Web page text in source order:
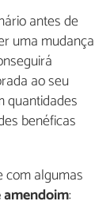
antes de
uma mudança
ao seu
quantidades
benéficas
com algumas
: